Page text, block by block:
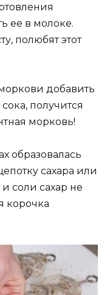
ее в молоке.
полюбят этот
добавить
получится
морковь!
образовалась
сахара или
соли сахар не
корочка